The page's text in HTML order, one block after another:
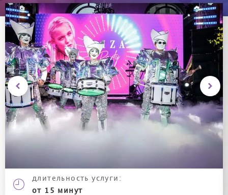
длительность услуги :
от 15 минут